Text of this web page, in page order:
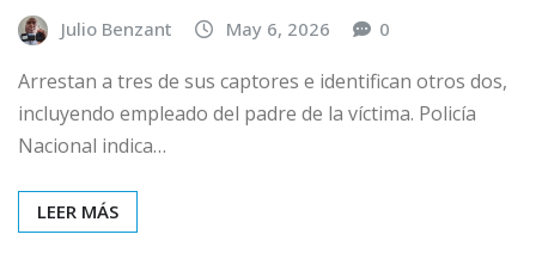
Julio Benzant May 6, 2026 0
Arrestan a tres de sus captores e identifican otros dos,
incluyendo empleado del padre de la víctima. Policía
Nacional indica…
LEER MÁS